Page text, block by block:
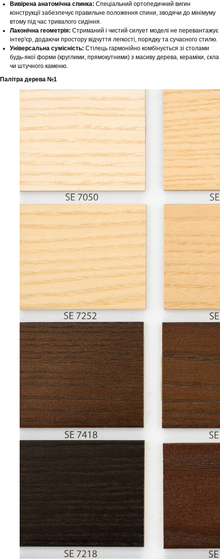
Вивірена анатомічна спинка: Спеціальний ортопедичний вигин
конструкції забезпечує правильне положення спини, зводячи до мінімуму
втому під час тривалого сидіння.
Лаконічна геометрія: Стриманий і чистий силует моделі не перевантажує
інтер'єр, додаючи простору відчуття легкості, порядку та сучасного стилю.
Універсальна сумісність: Стілець гармонійно комбінується зі столами
будь-якої форми (круглими, прямокутними) з масиву дерева, кераміки, скла
чи штучного каменю.
Палітра дерева №1